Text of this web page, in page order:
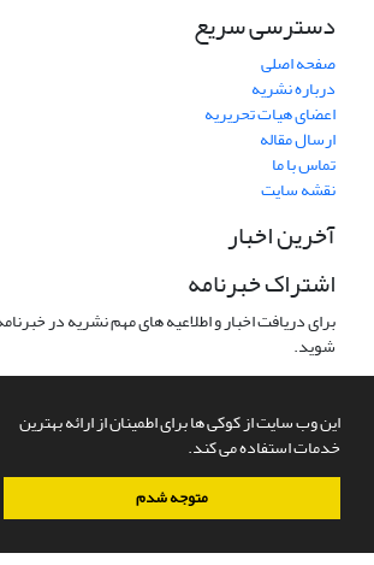
این وب سایت از کوکی ها برای اطمینان از ارائه بهترین
خدمات استفاده می کند.
متوجه شدم
دسترسی سریع
صفحه اصلی
درباره نشریه
اعضای هیات تحریریه
ارسال مقاله
تماس با ما
نقشه سایت
آخرین اخبار
اشتراک خبرنامه
برای دریافت اخبار و اطلاعیه های مهم نشریه در
شوید.
سامانه مدیریت نشریات علمی.طراحی و پیاده سازی از